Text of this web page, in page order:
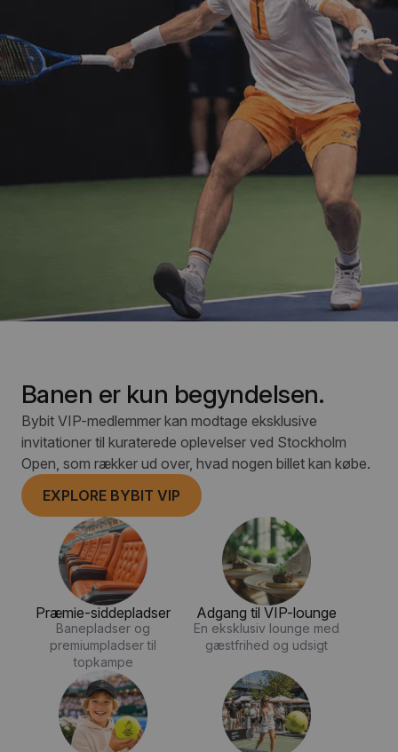
Banen er kun begyndelsen.
Bybit VIP-medlemmer kan modtage eksklusive
invitationer til kuraterede oplevelser ved Stockholm
Open, som rækker ud over, hvad nogen billet kan købe.
EXPLORE BYBIT VIP
Præmie-siddepladser
Banepladser og
premiumpladser til
topkampe
Adgang til VIP-lounge
En eksklusiv lounge med
gæstfrihed og udsigt